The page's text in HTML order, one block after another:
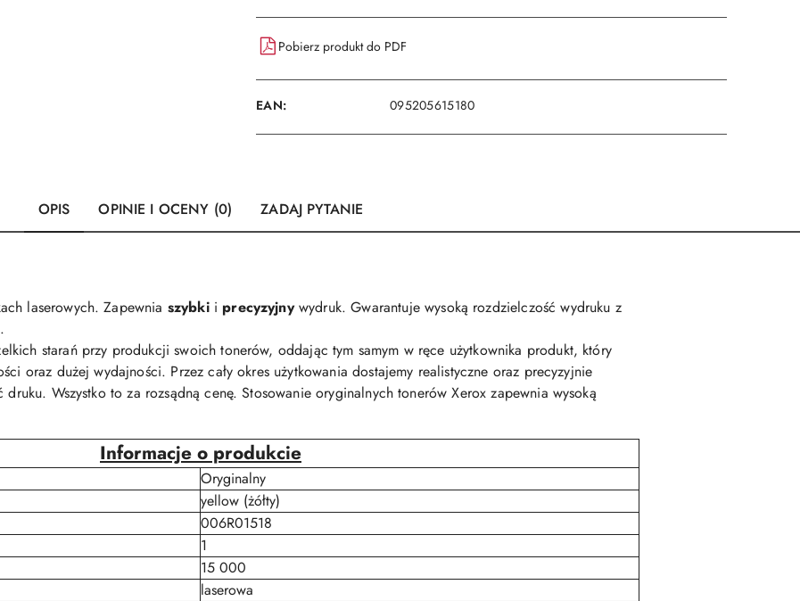
dostawa
Pobierz produkt do PDF
EAN: 095205615180
OPIS OPINIE I OCENY (0) ZADAJ PYTANIE
laserowych. Zapewnia szybki i precyzyjnywydruk. Gwarantuje wysoką rozdzielczość wydruku z
starań przy produkcji swoich tonerów, oddając tym samym w ręce użytkownika produkt, który
oraz dużej wydajności. Przez cały okres użytkowania dostajemy realistyczne oraz precyzyjnie
Wszystko to za rozsądną cenę. Stosowanie oryginalnych tonerów Xerox zapewnia wysoką
Informacje o produkcie
Oryginalny
yellow (żółty)
006R01518
1
15 000
laserowa